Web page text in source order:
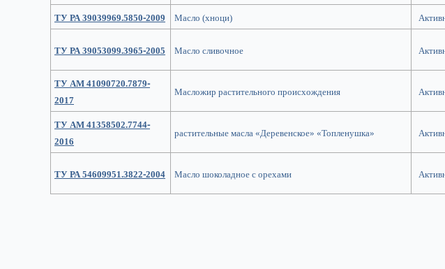
ТУ РА 39039969.5850-2009 Масло (хноци)
ТУ РА 39053099.3965-2005 Масло сливочное
ТУ АМ 41090720.7879-
2017
Масложир растительного происхождения
ТУ АМ 41358502.7744-
2016
растительные масла «Деревенское» «Топленушка»
ТУ РА 54609951.3822-2004 Масло шоколадное с орехами